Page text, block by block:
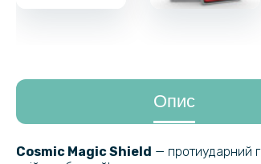
Опис
Cosmic Magic Shield — протиударний